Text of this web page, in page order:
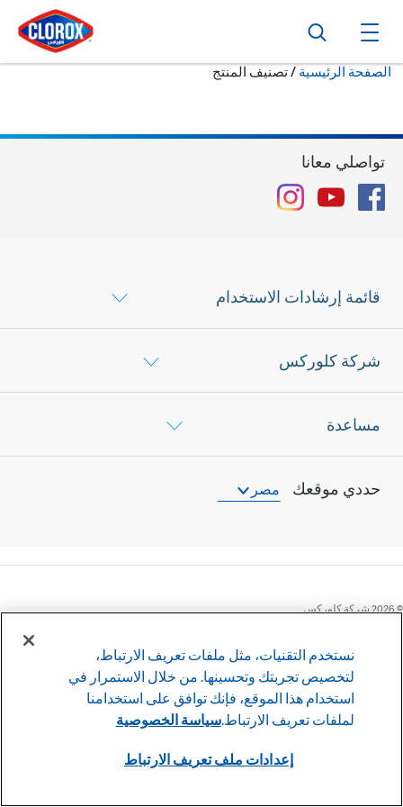
الصفحة الرئيسية /حالياً:
تصنيف المنتج
قائمة إرشادات الاستخدام
شركة كلوركس
مساعدة
حددي موقعك مصر
تواصلي معانا
Facebook
YouTube
Instagram
©
2026شركة كلوركس
إعدادات ملف تعريف الارتباط
عضو في عائلة XLC للعلامات التجارية
نستخدم التقنيات، مثل ملفات تعريف الارتباط،
لتخصيص تجربتك وتحسينها. من خلال الاستمرار في
استخدام هذا الموقع، فإنك توافق على استخدامنا
لملفات تعريف الارتباط.سياسة الخصوصية
إعدادات ملف تعريف الارتباط